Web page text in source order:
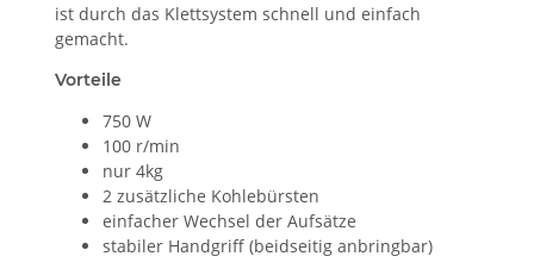
ist durch das Klettsystem schnell und einfach
gemacht.
Vorteile
750 W
100 r/min
nur 4kg
2 zusätzliche Kohlebürsten
einfacher Wechsel der Aufsätze
stabiler Handgriff (beidseitig anbringbar)